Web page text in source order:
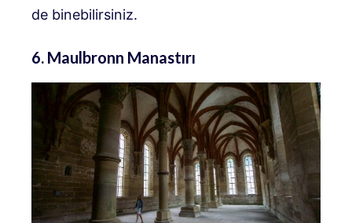
de binebilirsiniz.
6. Maulbronn Manastırı